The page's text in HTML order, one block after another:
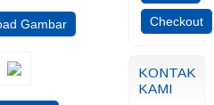
Gambar Checkout
KONTAK
KAMI